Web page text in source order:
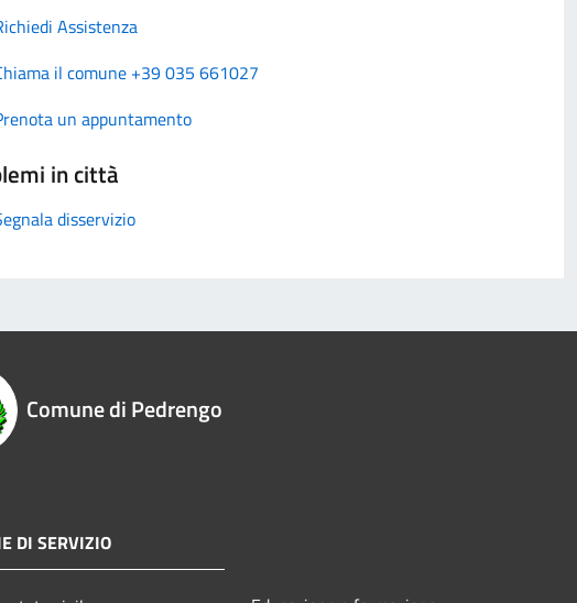
Assistenza
il comune +39 035 661027
un appuntamento
in città
disservizio
Comune di Pedrengo
DI SERVIZIO